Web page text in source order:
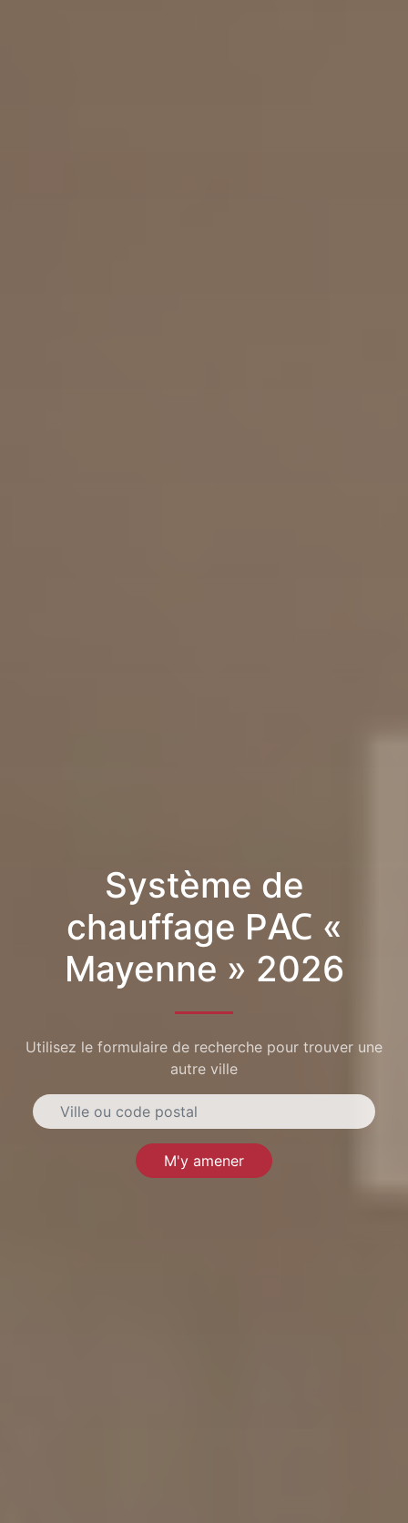
Système de
chauffage PAC «
Mayenne » 2026
Utilisez le formulaire de recherche pour trouver une
autre ville
M'y amener